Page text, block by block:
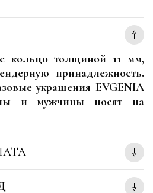
кольцо толщиной 11 мм,
принадлежность.
украшения EVGENIA
и мужчины носят на